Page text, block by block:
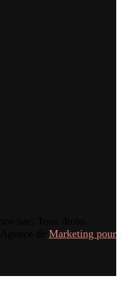
Marketing pour